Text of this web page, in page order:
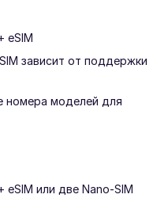
eSIM
зависит от поддержки
номера моделей для
или две Nano-SIM